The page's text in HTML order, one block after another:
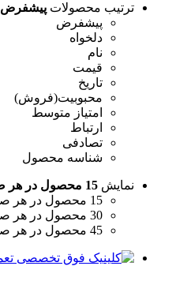
ترتیب محصولات پیشفرض
پیشفرض
دلخواه
نام
قیمت
تاریخ
محبوبیت(فروش)
امتیاز متوسط
ارتباط
تصادفی
شناسه محصول
نمایش 15 محصول در هر صفحه
15 محصول در هر صفحه
30 محصول در هر صفحه
45 محصول در هر صفحه